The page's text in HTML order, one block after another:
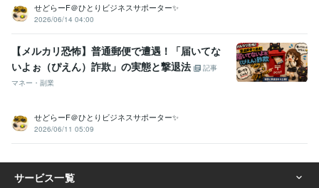
せどらーF＠ひとりビジネスサポーター✨
2026/06/14 04:00
【メルカリ恐怖】普通郵便で遭遇！「届いてな
いよぉ（ぴえん）詐欺」の実態と撃退法
記事
マネー・副業
せどらーF＠ひとりビジネスサポーター✨
2026/06/11 05:09